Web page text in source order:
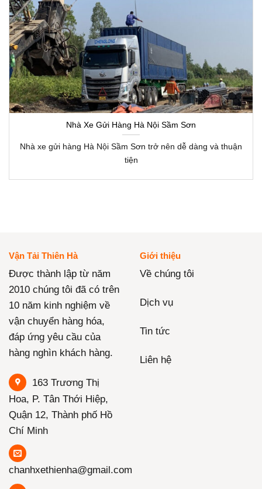
Nhà Xe Gửi Hàng Hà Nội Sầm Sơn
Nhà xe gửi hàng Hà Nội Sầm Sơn trở nên dễ dàng và thuận
tiện
Vận Tải Thiên Hà
Được thành lập từ năm
2010 chúng tôi đã có trên
10 năm kinh nghiệm về
vận chuyển hàng hóa,
đáp ứng yêu cầu của
hàng nghìn khách hàng.
163 Trương Thị
Hoa, P. Tân Thới Hiệp,
Quận 12, Thành phố Hồ
Chí Minh
chanhxethienha@gmail.com
Giới thiệu
Về chúng tôi
Dịch vụ
Tin tức
Liên hệ